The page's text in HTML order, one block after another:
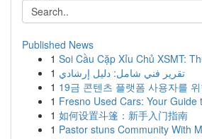
Published News
1 Soi Cầu Cặp Xỉu Chủ XSMT:
1 تقرير فني شامل: دليل إرشادي
1 19금 콘텐츠 플랫폼 사용자를
1 Fresno Used Cars: Your Guide
1 如何设置斗篷：新手入门指南
1 Pastor stuns Community With